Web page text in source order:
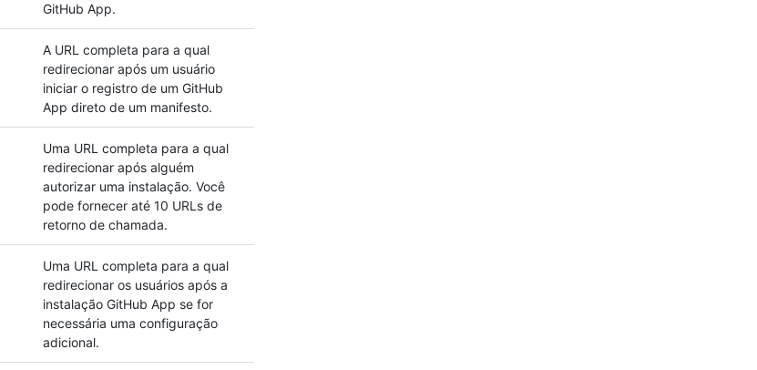
GitHub App.
A URL completa para a qual
redirecionar após um usuário
iniciar o registro de um GitHub
App direto de um manifesto.
Uma URL completa para a qual
redirecionar após alguém
autorizar uma instalação. Você
pode fornecer até 10 URLs de
retorno de chamada.
Uma URL completa para a qual
redirecionar os usuários após a
instalação GitHub App se for
necessária uma configuração
adicional.